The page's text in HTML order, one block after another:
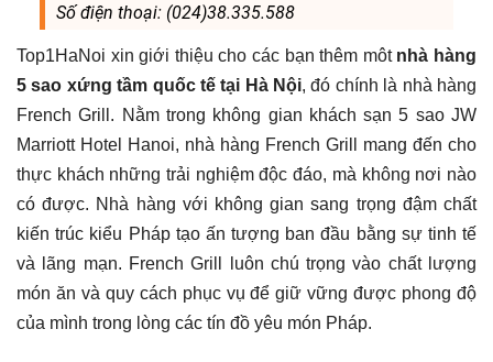
Số điện thoại: (024)38.335.588
Top1HaNoi xin giới thiệu cho các bạn thêm môtnhà hàng
5 sao xứng tầm quốc tế tại Hà Nội, đó chính là nhà hàng
French Grill. Nằm trong không gian khách sạn 5 sao JW
Marriott Hotel Hanoi, nhà hàng French Grill mang đến cho
thực khách những trải nghiệm độc đáo, mà không nơi nào
có được. Nhà hàng với không gian sang trọng đậm chất
kiến trúc kiểu Pháp tạo ấn tượng ban đầu bằng sự tinh tế
và lãng mạn. French Grill luôn chú trọng vào chất lượng
món ăn và quy cách phục vụ để giữ vững được phong độ
của mình trong lòng các tín đồ yêu món Pháp.